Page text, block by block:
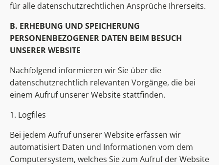
für alle datenschutzrechtlichen Ansprüche Ihrerseits.
B. ERHEBUNG UND SPEICHERUNG
PERSONENBEZOGENER DATEN BEIM BESUCH
UNSERER WEBSITE
Nachfolgend informieren wir Sie über die
datenschutzrechtlich relevanten Vorgänge, die bei
einem Aufruf unserer Website stattfinden.
1. Logfiles
Bei jedem Aufruf unserer Website erfassen wir
automatisiert Daten und Informationen vom dem
Computersystem, welches Sie zum Aufruf der Website